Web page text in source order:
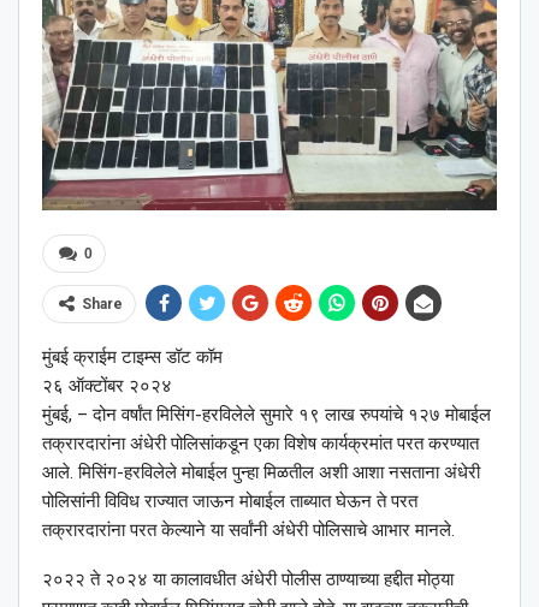
0
Share
मुंबई क्राईम टाइम्स डॉट कॉम
२६ ऑक्टोंबर २०२४
मुंबई, – दोन वर्षांत मिसिंग-हरविलेले सुमारे १९ लाख रुपयांचे १२७ मोबाईल
तक्रारदारांना अंधेरी पोलिसांकडून एका विशेष कार्यक्रमांत परत करण्यात
आले. मिसिंग-हरविलेले मोबाईल पुन्हा मिळतील अशी आशा नसताना अंधेरी
पोलिसांनी विविध राज्यात जाऊन मोबाईल ताब्यात घेऊन ते परत
तक्रारदारांना परत केल्याने या सर्वांनी अंधेरी पोलिसाचे आभार मानले.
२०२२ ते २०२४ या कालावधीत अंधेरी पोलीस ठाण्याच्या हद्दीत मोठ्या